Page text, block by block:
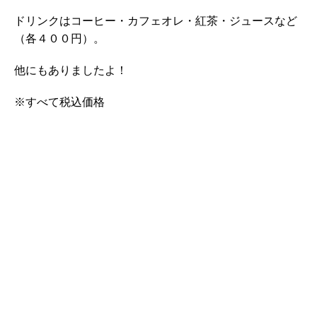
ドリンクはコーヒー・カフェオレ・紅茶・ジュースなど
（各４００円）。
他にもありましたよ！
※すべて税込価格